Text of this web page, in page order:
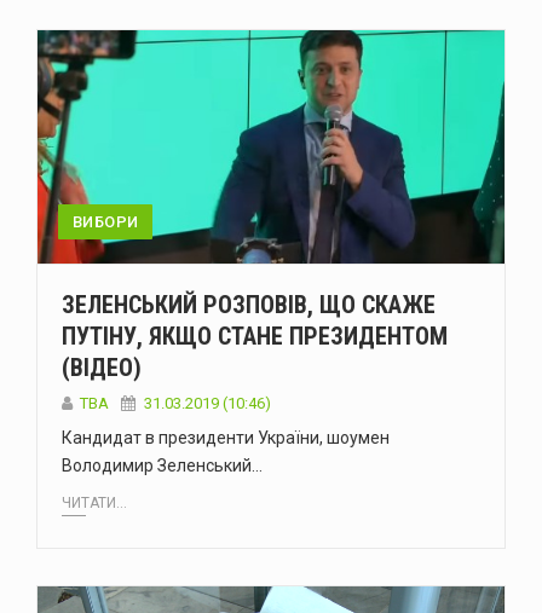
ВИБОРИ
ЗЕЛЕНСЬКИЙ РОЗПОВІВ, ЩО СКАЖЕ
ПУТІНУ, ЯКЩО СТАНЕ ПРЕЗИДЕНТОМ
(ВІДЕО)
TBA 31.03.2019 (10:46)
Кандидат в президенти України, шоумен
Володимир Зеленський…
ЧИТАТИ...